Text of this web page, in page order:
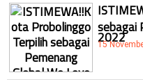
sebagai
2022
15